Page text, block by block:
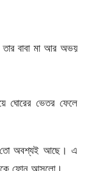
তার বাবা মা আর অভয়
ঘোরের ভেতর ফেলে
তো অবশ্যই আছে। এ
থেকে ফোন আসলো।